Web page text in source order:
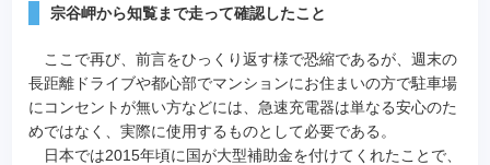
宗谷岬から知覧まで走って確認したこと
ここで再び、前言をひっくり返す様で恐縮であるが、週末の
長距離ドライブや都心部でマンションにお住まいの方で駐車場
にコンセントが無い方などには、急速充電器は単なる安心のた
めではなく、実際に使用するものとして必要である。
日本では2015年頃に国が大型補助金を付けてくれたことで、